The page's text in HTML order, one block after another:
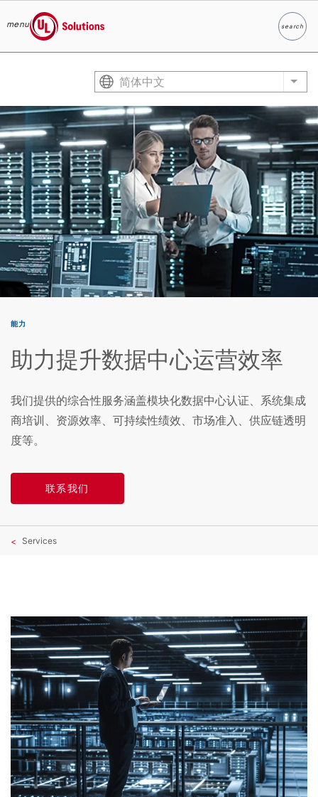
menu
UL Solutions
searchSearch
简体中文 List
能力
助力提升数据中心运营效率
我们提供的综合性服务涵盖模块化数据中心认证、系统集成
商培训、资源效率、可持续性绩效、市场准入、供应链透明
度等。
联系我们
Services